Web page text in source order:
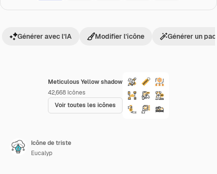
Meticulous Yellow shadow
42,668 Icônes
Voir toutes les icônes
Générer avec l’IA Modifier l’icône Générer un
Icône de triste
Eucalyp